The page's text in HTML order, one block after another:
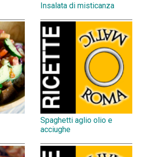
Insalata di misticanza
Spaghetti aglio olio e
acciughe